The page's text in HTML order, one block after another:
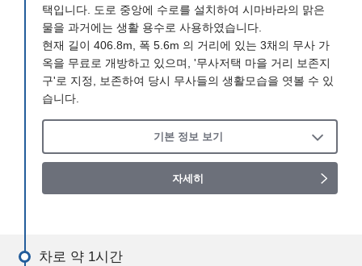
택입니다. 도로 중앙에 수로를 설치하여 시마바라의 맑은
물을 과거에는 생활 용수로 사용하였습니다.
현재 길이 406.8m, 폭 5.6m 의 거리에 있는 3채의 무사 가
옥을 무료로 개방하고 있으며, '무사저택 마을 거리 보존지
구'로 지정, 보존하여 당시 무사들의 생활모습을 엿볼 수 있
습니다.
기본 정보 보기
자세히
차로 약 1시간